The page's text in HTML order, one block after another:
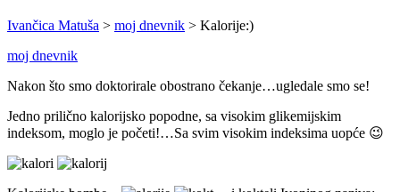
Ivančica Matuša > moj dnevnik > Kalorije:)
moj dnevnik
Nakon što smo doktorirale obostrano čekanje…ugledale smo se!
Jedno prilično kalorijsko popodne, sa visokim glikemijskim
indeksom, moglo je početi!…Sa svim visokim indeksima uopće 😉